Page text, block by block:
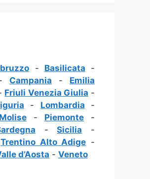
- Basilicata -
Campania - Emilia
Friuli Venezia Giulia -
- Lombardia -
Molise - Piemonte -
-Sicilia -
Trentino Alto Adige -
d’Aosta - Veneto